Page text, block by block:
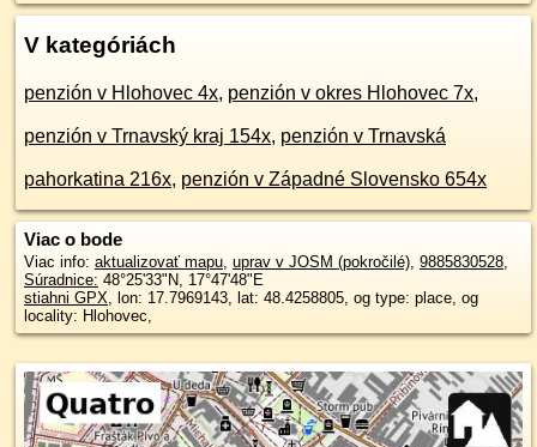
V kategóriách
penzión v Hlohovec 4x, penzión v okres Hlohovec 7x,
penzión v Trnavský kraj 154x, penzión v Trnavská
pahorkatina 216x, penzión v Západné Slovensko 654x
Viac o bode
Viac info: aktualizovať mapu, uprav v JOSM (pokročilé), 9885830528,
Súradnice: 48°25'33"N, 17°47'48"E
stiahni GPX, lon: 17.7969143, lat: 48.4258805, og type: place, og
locality: Hlohovec,